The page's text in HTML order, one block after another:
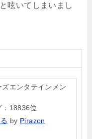
呟いてしまいまし
エンタテインメン
：18836位
by Pirazon